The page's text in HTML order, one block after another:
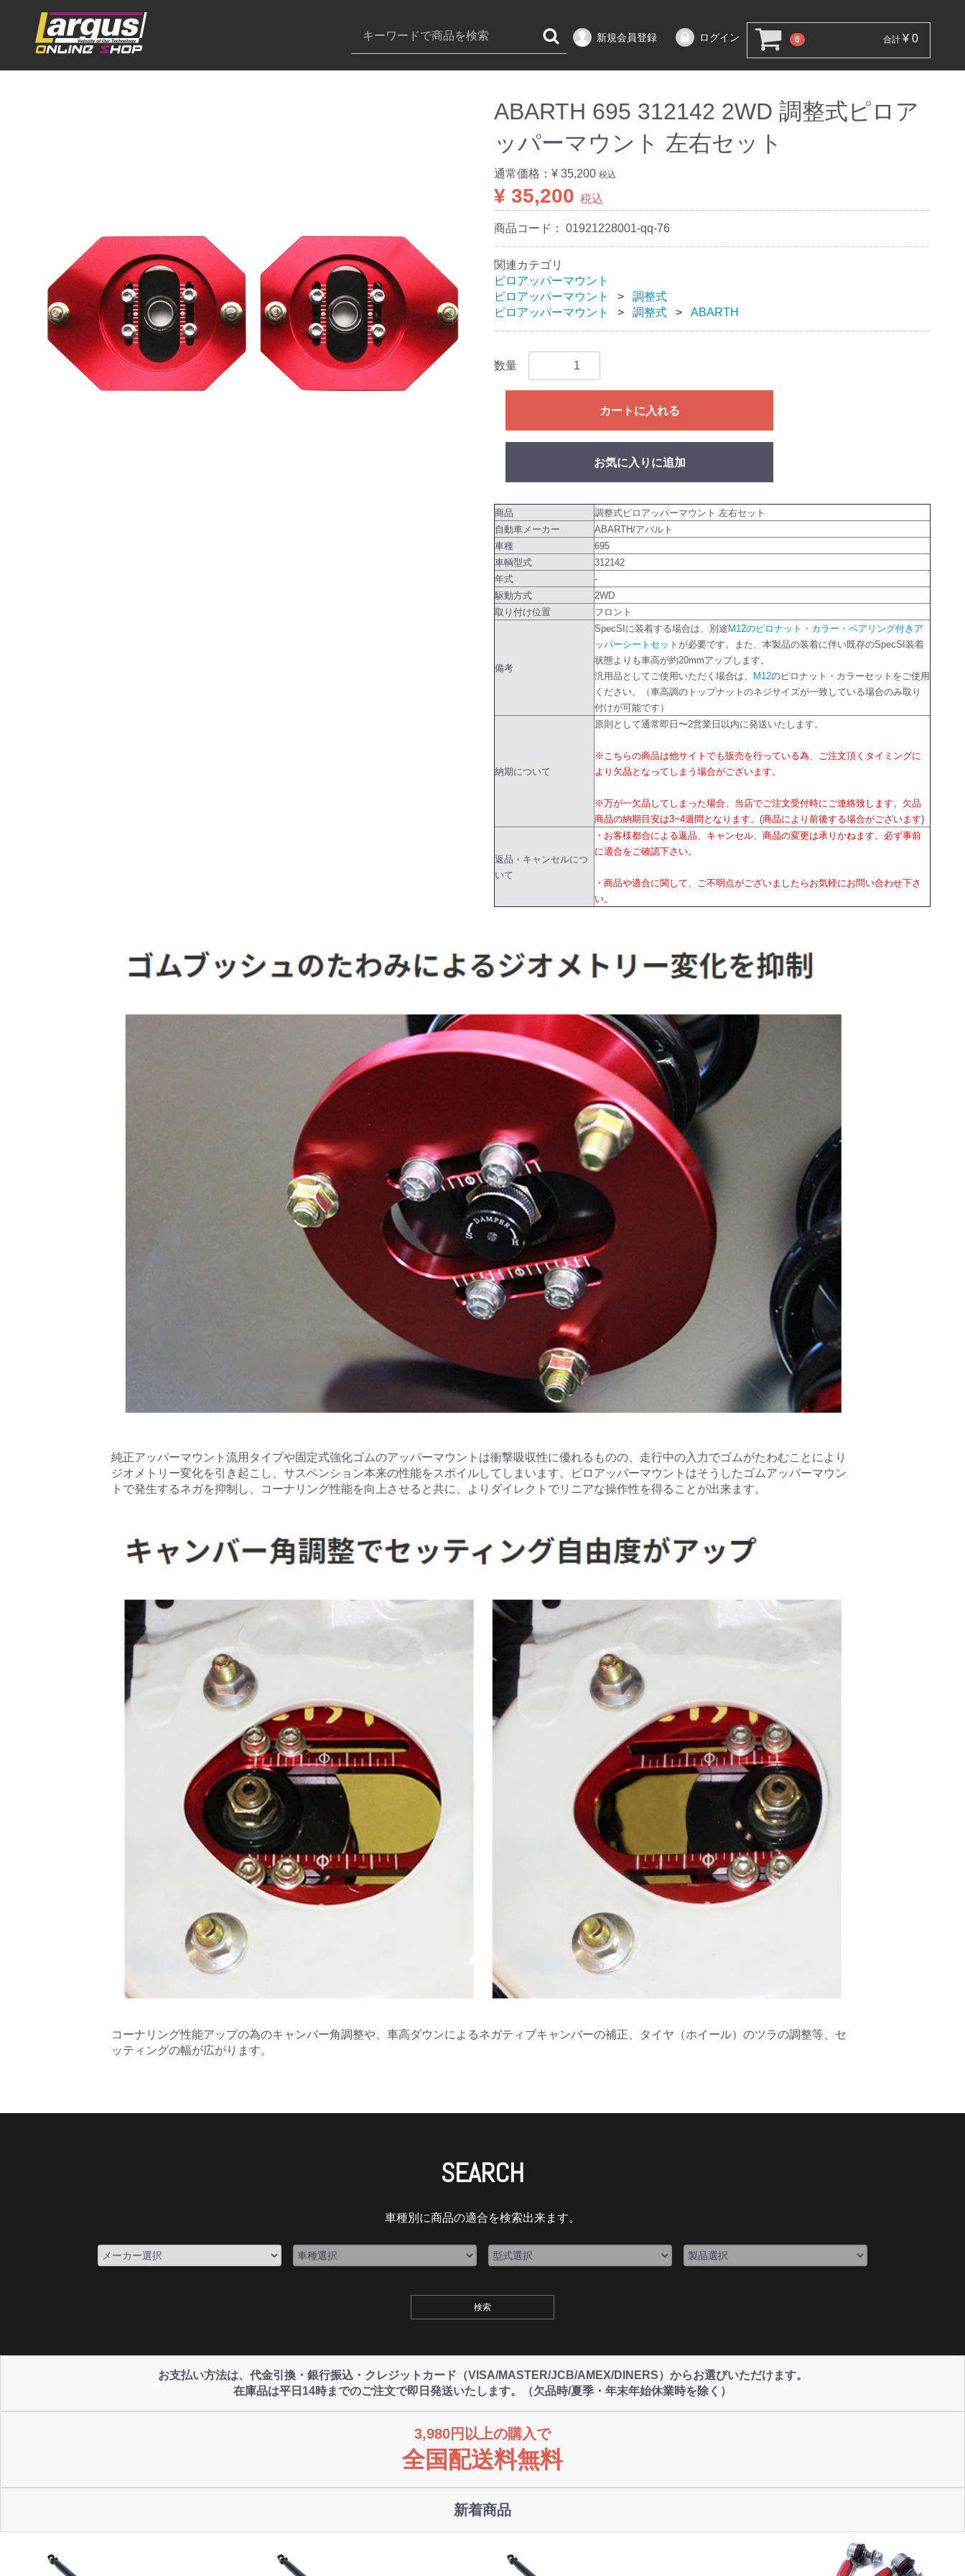
0 合計 ¥ 0
新規会員登録 ログイン
ABARTH 695 312142 2WD 調整式ピロア
ッパーマウント 左右セット
通常価格： ¥ 35,200 税込
¥ 35,200 税込
商品コード： 01921228001-qq-76
関連カテゴリ
ピロアッパーマウント
ピロアッパーマウント
調整式
ピロアッパーマウント
調整式 ABARTH
数量
カートに入れる
お気に入りに追加
商品
調整式ピロアッパーマウント 左右セット
自動車メーカー
ABARTH/アバルト
車種
695
車輌型式
312142
年式
-
駆動方式
2WD
取り付け位置
フロント
備考
SpecSIに装着する場合は、別途 M12のピロナット・カラー・ベアリング付きア
ッパーシートセット が必要です。また、本製品の装着に伴い既存のSpecSI装着
状態よりも車高が約20mmアップします。
汎用品としてご使用いただく場合は、
M12のピロナット・カラーセットをご使用
ください。（車高調のトップナットのネジサイズが一致している場合のみ取り
付けが可能です）
納期について
原則として通常即日〜2営業日以内に発送いたします。
※こちらの商品は他サイトでも販売を行っている為、ご注文頂くタイミングに
より欠品となってしまう場合がございます。
※万が一欠品してしまった場合、当店でご注文受付時にご連絡致します。欠品
商品の納期目安は3~4週間となります。(商品により前後する場合がございます)
返品・キャンセルにつ
いて
・お客様都合による返品、キャンセル、商品の変更は承りかねます。必ず事前
に適合をご確認下さい。
・商品や適合に関して、ご不明点がございましたらお気軽にお問い合わせ下さ
い。
純正アッパーマウント流用タイプや固定式強化ゴムのアッパーマウントは衝撃吸収性に優れるものの、走行中の入力でゴムがたわむことにより
ジオメトリー変化を引き起こし、サスペンション本来の性能をスポイルしてしまいます。ピロアッパーマウントはそうしたゴムアッパーマウン
トで発生するネガを抑制し、コーナリング性能を向上させると共に、よりダイレクトでリニアな操作性を得ることが出来ます。
コーナリング性能アップの為のキャンバー角調整や、車高ダウンによるネガティブキャンバーの補正、タイヤ（ホイール）のツラの調整等、セ
ッティングの幅が広がります。
SEARCH
車種別に商品の適合を検索出来ます。
お支払い方法は、代金引換・銀行振込・クレジットカード（VISA/MASTER/JCB/AMEX/DINERS）からお選びいただけます。
在庫品は平日14時までのご注文で即日発送いたします。（欠品時/夏季・年末年始休業時を除く）
3,980円以上の購入で
全国配送料無料
新着商品